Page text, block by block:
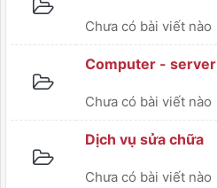
Chưa có bài viết nào
Computer - server
Chưa có bài viết nào
Dịch vụ sửa chữa
Chưa có bài viết nào